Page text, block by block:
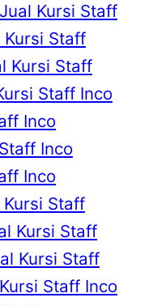
Jual Kursi Staff
Kursi Staff
Kursi Staff
Staff Inco
Inco
Inco
Inco
Kursi Staff
Kursi Staff
Kursi Staff
Staff Inco